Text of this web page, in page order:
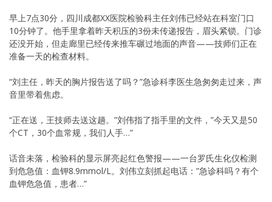
早上7点30分，四川成都XX医院检验科主任刘伟已经站在科室门口
10分钟了。他手里拿着昨天积压的3份未传递报告，眉头紧锁。门诊
还没开始，但走廊里已经传来推车碾过地面的声音——技师们正在
准备一天的检查材料。
“刘主任，昨天的胸片报告送了吗？”急诊科李医生急匆匆走过来，声
音里带着焦虑。
“正在送，王技师去送这趟。”刘伟指了指手里的文件，”今天又是50
个CT，30个血常规，我们人手…”
话音未落，检验科的显示屏亮起红色警报——一台罗氏生化仪检测
到危急值：血钾8.9mmol/L。刘伟立刻抓起电话：”急诊科吗？有个
血钾危急值，患者…”